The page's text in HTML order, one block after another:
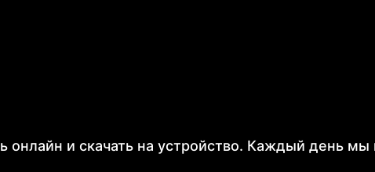
онлайн и скачать на устройство. Каждый день